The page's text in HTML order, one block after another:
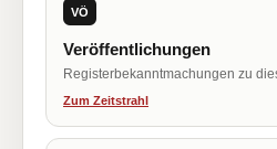
VÖ
Veröffentlichungen
Registerbekanntmachungen zu
Zum Zeitstrahl